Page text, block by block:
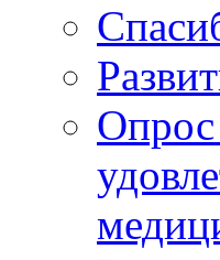
Опрос